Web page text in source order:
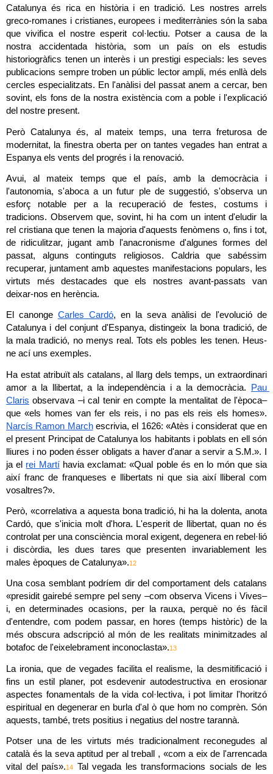
Catalunya és rica en història i en tradició. Les nostres arrels
greco-romanes i cristianes, europees i mediterrànies són la saba
que vivifica el nostre esperit col·lectiu. Potser a causa de la
nostra accidentada història, som un país on els estudis
historiogràfics tenen un interès i un prestigi especials: les seves
publicacions sempre troben un públic lector ampli, més enllà dels
cercles especialitzats. En l'anàlisi del passat anem a cercar, ben
sovint, els fons de la nostra existència com a poble i l'explicació
del nostre present.
Però Catalunya és, al mateix temps, una terra freturosa de
modernitat, la finestra oberta per on tantes vegades han entrat a
Espanya els vents del progrés i la renovació.
Avui, al mateix temps que el país, amb la democràcia i
l'autonomia, s'aboca a un futur ple de suggestió, s'observa un
esforç notable per a la recuperació de festes, costums i
tradicions. Observem que, sovint, hi ha com un intent d'eludir la
rel cristiana que tenen la majoria d'aquests fenòmens o, fins i tot,
de ridiculitzar, jugant amb l'anacronisme d'algunes formes del
passat, alguns continguts religiosos. Caldria que sabéssim
recuperar, juntament amb aquestes manifestacions populars, les
virtuts més destacades que els nostres avant-passats van
deixar-nos en herència.
El canonge Carles Cardó, en la seva anàlisi de l'evolució de
Catalunya i del conjunt d'Espanya, distingeix la bona tradició, de
la mala tradició, no menys real. Tots els pobles les tenen. Heus-
ne ací uns exemples.
Ha estat atribuït als catalans, al llarg dels temps, un extraordinari
amor a la llibertat, a la independència i a la democràcia.
Pau
Claris observava –i cal tenir en compte la mentalitat de l'època–
Narcís Ramon March escrivia, el 1626: «Atès i considerat que en
el present Principat de Catalunya los habitants i poblats en ell són
lliures i no poden ésser obligats a haver d'anar a servir a S.M.». I
ja el rei Martí havia exclamat: «Qual poble és en lo món que sia
així franc de franqueses e llibertats ni que sia així lliberal com
vosaltres?».
Però, «correlativa a aquesta bona tradició, hi ha la dolenta, anota
Cardó, que s'inicia molt d'hora. L'esperit de llibertat, quan no és
controlat per una consciència moral exigent, degenera en rebel·lió
i discòrdia, les dues tares que presenten invariablement les
males èpoques de Catalunya».12
Una cosa semblant podríem dir del comportament dels catalans
«presidit gairebé sempre pel seny –com observa Vicens i Vives–
i, en determinades ocasions, per la rauxa, perquè no és fàcil
d'entendre, com podem passar, en hores (temps històric) de la
més obscura adscripció al món de les realitats minimitzades al
botafoc de l'eixelebrament inconoclasta».13
La ironia, que de vegades facilita el realisme, la desmitificació i
fins un estil planer, pot esdevenir autodestructiva en erosionar
aspectes fonamentals de la vida col·lectiva, i pot limitar l'horitzó
espiritual en degenerar en burla d'al ò que hom no comprèn. Són
aquests, també, trets positius i negatius del nostre tarannà.
Potser una de les virtuts més tradicionalment reconegudes al
català és la seva aptitud per al treball , «com a eix de l'arrencada
vital del país».14 Tal vegada les transformacions socials de les